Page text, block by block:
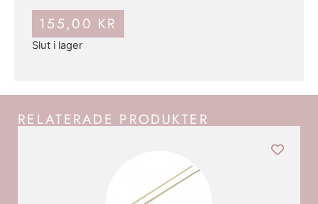
155,00 KR
Slut i lager
RELATERADE PRODUKTER